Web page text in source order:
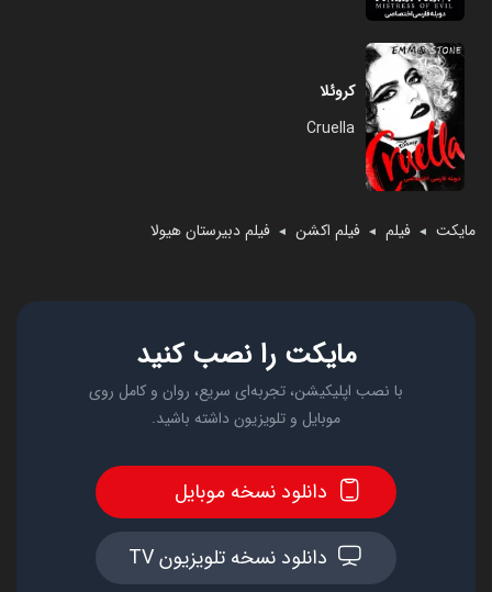
مایکت ◄ فیلم ◄ فیلم اکشن ◄ فیلم دبیرستان هیولا
کروئلا
Cruella
مایکت را نصب کنید
با نصب اپلیکیشن، تجربه‌ای سریع، روان و کامل روی
موبایل و تلویزیون داشته باشید.
دانلود نسخه موبایل
دانلود نسخه تلویزیون TV